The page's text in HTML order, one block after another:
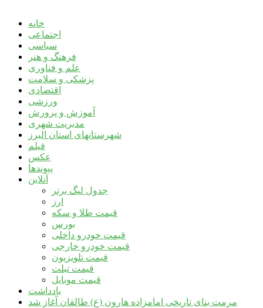
خانه
اجتماعی
سیاسی
فرهنگ و هنر
علم و فناوری
پزشکی و سلامت
اقتصادی
ورزشی
آموزش و پرورش
مدیریت شهری
شهرستانهای استان البرز
فیلم
عکس
پیوندها
آنلاین
جدول لیگ برتر
ارز
قیمت طلا و سکه
بورس
قیمت خودرو داخلی
قیمت خودرو خارجی
قیمت تلویزیون
قیمت تبلت
قیمت موبایل
یادداشت
مرمت بنای تاریخی امامزاده هارون (ع) طالقان آغاز شد